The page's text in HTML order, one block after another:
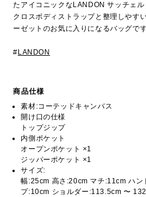
たアイコニックなLANDON サッチェル
クロスボディストラップと整理しやす
ーゼットのお気に入りになるバッグです
# LANDON
商品仕様
素材:コーテッドキャンバス
開け口の仕様
トップジップ
内側ポケット
オープンポケット ×1
ジッパーポケット ×1
サイズ:
幅:25cm 高さ:20cm マチ:11cm ハン
プ:10cm ショルダー:113.5cm 〜